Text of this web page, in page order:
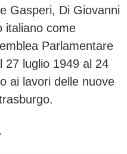
Gasperi, Di Giovanni
italiano come
Parlamentare
27 luglio 1949 al 24
ai lavori delle nuove